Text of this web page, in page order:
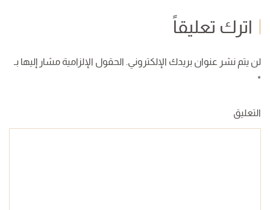
اترك تعليقاً
لن يتم نشر عنوان بريدك الإلكتروني. الحقول الإلزامية مشار إليها بـ
*
التعليق